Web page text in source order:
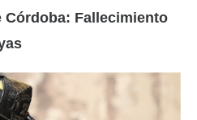
Córdoba: Fallecimiento